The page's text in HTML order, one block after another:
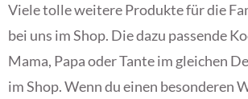
Viele tolle weitere Produkte für die
bei uns im Shop. Die dazu passende
Mama, Papa oder Tante im gleichen
im Shop. Wenn du einen besonderen